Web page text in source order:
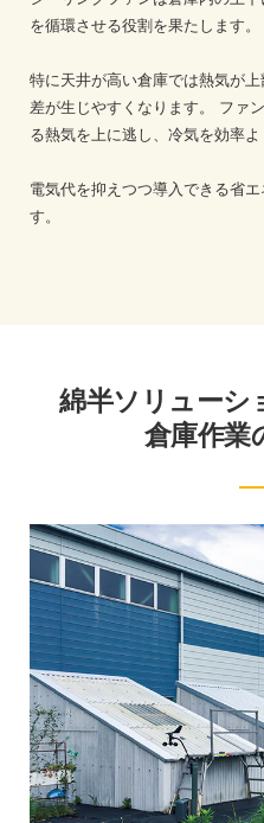
を循環させる役割を果たします。
特に天井が高い倉庫では熱気が
差が生じやすくなります。
ファ
る熱気を上に逃し、冷気を効率よ
電気代を抑えつつ導入できる省
す。
綿半ソリューシ
倉庫作業